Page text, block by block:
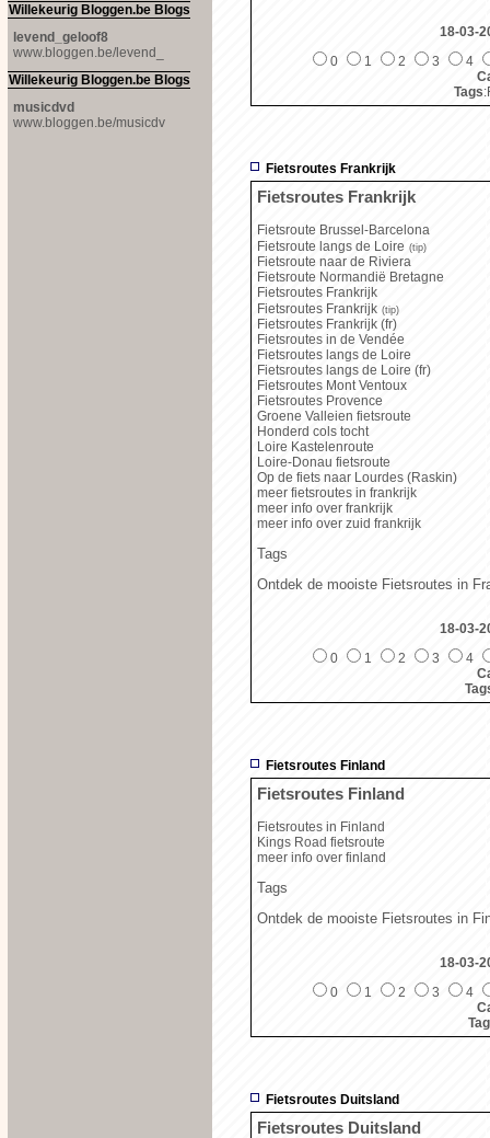
Willekeurig Bloggen.be Blogs
levend_geloof8
www.bloggen.be/levend_
Willekeurig Bloggen.be Blogs
musicdvd
www.bloggen.be/musicdv
18-03-
0
1 2 3
4
Tags
Fietsroutes Frankrijk
Fietsroutes Frankrijk
Fietsroute Brussel-Barcelona
Fietsroute langs de Loire (tip)
Fietsroute naar de Riviera
Fietsroute Normandië Bretagne
Fietsroutes Frankrijk
Fietsroutes Frankrijk (tip)
Fietsroutes Frankrijk (fr)
Fietsroutes in de Vendée
Fietsroutes langs de Loire
Fietsroutes langs de Loire (fr)
Fietsroutes Mont Ventoux
Fietsroutes Provence
Groene Valleien fietsroute
Honderd cols tocht
Loire Kastelenroute
Loire-Donau fietsroute
Op de fiets naar Lourdes (Raskin)
meer fietsroutes in frankrijk
meer info over frankrijk
meer info over zuid frankrijk
Tags
Ontdek de mooiste Fietsroutes in
18-03-
0
1 2 3
4
Fietsroutes Finland
Fietsroutes Finland
Fietsroutes in Finland
Kings Road fietsroute
meer info over finland
Tags
Ontdek de mooiste Fietsroutes in
18-03-
0
1 2 3
4
Fietsroutes Duitsland
Fietsroutes Duitsland